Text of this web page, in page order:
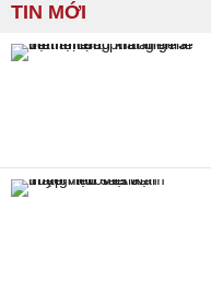
TIN MỚI